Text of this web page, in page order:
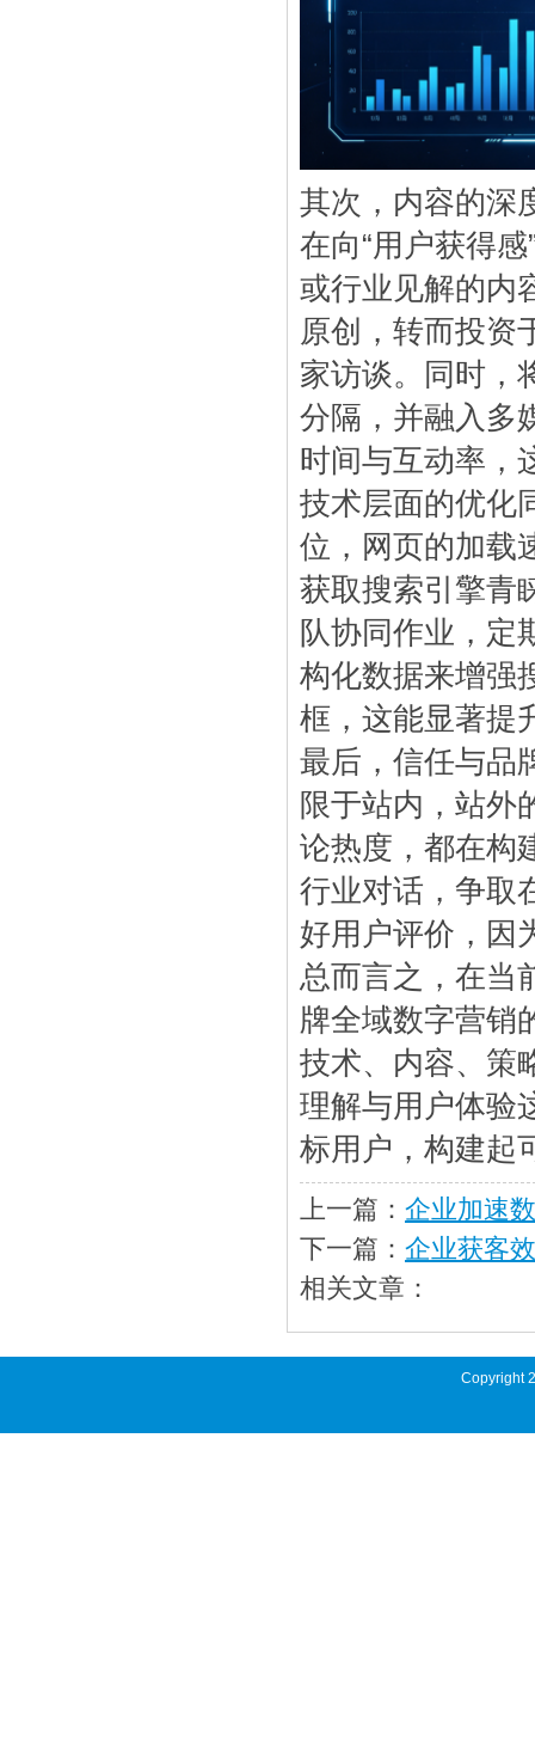
其次，内容的深
在向“用户获得
或行业见解的内
原创，转而投资
家访谈。同时，
分隔，并融入多
时间与互动率，
技术层面的优化
位，网页的加载
获取搜索引擎青
队协同作业，定
构化数据来增强
框，这能显著提
最后，信任与品
限于站内，站外
论热度，都在构
行业对话，争取
好用户评价，因
总而言之，在当
牌全域数字营销
技术、内容、策
理解与用户体验
标用户，构建起
上一篇： 企业加速
下一篇： 企业获客
相关文章：
Copyright